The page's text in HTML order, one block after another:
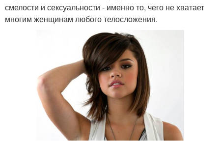
смелости и сексуальности - именно то, чего не хватает
многим женщинам любого телосложения.